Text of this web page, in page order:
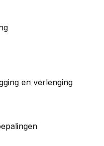
en verlenging